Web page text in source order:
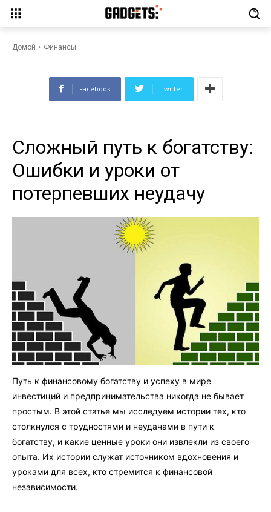
Домой Финансы
Ошибки и уроки от
Facebook Twitter
Сложный путь к богатству:
Ошибки и уроки от
потерпевших неудачу
Путь к финансовому богатству и успеху в мире
инвестиций и предпринимательства никогда не бывает
простым. В этой статье мы исследуем истории тех, кто
столкнулся с трудностями и неудачами в пути к
богатству, и какие ценные уроки они извлекли из своего
опыта. Их истории служат источником вдохновения и
уроками для всех, кто стремится к финансовой
независимости.